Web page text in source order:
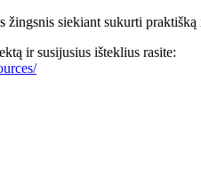
žingsnis siekiant sukurti
ir susijusius išteklius rasite: